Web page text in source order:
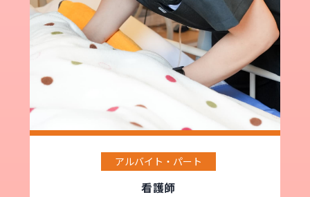
アルバイト・パート
看護師